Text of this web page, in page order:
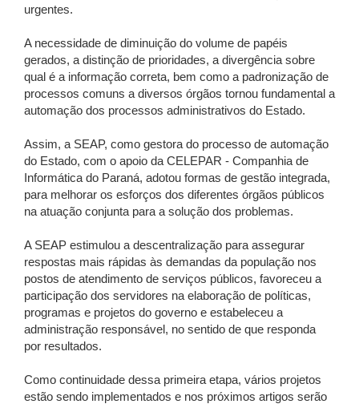
urgentes.
A necessidade de diminuição do volume de papéis
gerados, a distinção de prioridades, a divergência sobre
qual é a informação correta, bem como a padronização de
processos comuns a diversos órgãos tornou fundamental a
automação dos processos administrativos do Estado.
Assim, a SEAP, como gestora do processo de automação
do Estado, com o apoio da CELEPAR - Companhia de
Informática do Paraná, adotou formas de gestão integrada,
para melhorar os esforços dos diferentes órgãos públicos
na atuação conjunta para a solução dos problemas.
A SEAP estimulou a descentralização para assegurar
respostas mais rápidas às demandas da população nos
postos de atendimento de serviços públicos, favoreceu a
participação dos servidores na elaboração de políticas,
programas e projetos do governo e estabeleceu a
administração responsável, no sentido de que responda
por resultados.
Como continuidade dessa primeira etapa, vários projetos
estão sendo implementados e nos próximos artigos serão